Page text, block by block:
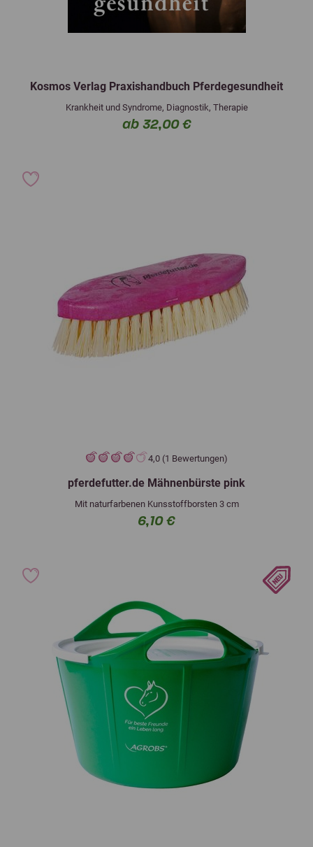
Kosmos Verlag Praxishandbuch Pferdegesundheit
Krankheit und Syndrome, Diagnostik, Therapie
ab 32,00 €
4,0 (1 Bewertungen)
pferdefutter.de Mähnenbürste pink
Mit naturfarbenen Kunsstoffborsten 3 cm
6,10 €